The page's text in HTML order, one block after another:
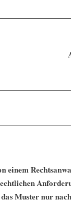
einem
Muster nur